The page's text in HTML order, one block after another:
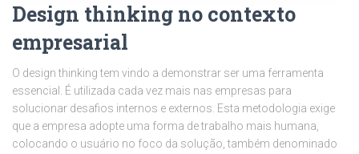
Design thinking no contexto
empresarial
O design thinking tem vindo a demonstrar ser uma ferramenta
essencial. É utilizada cada vez mais nas empresas para
solucionar desafios internos e externos. Esta metodologia exige
que a empresa adopte uma forma de trabalho mais humana,
colocando o usuário no foco da solução, também denominado